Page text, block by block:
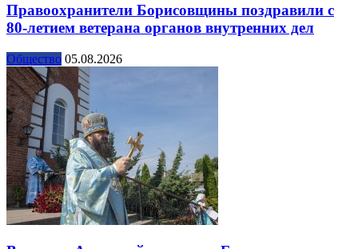
Правоохранители Борисовщины поздравили с
80-летием ветерана органов внутренних дел
Общество 05.08.2026